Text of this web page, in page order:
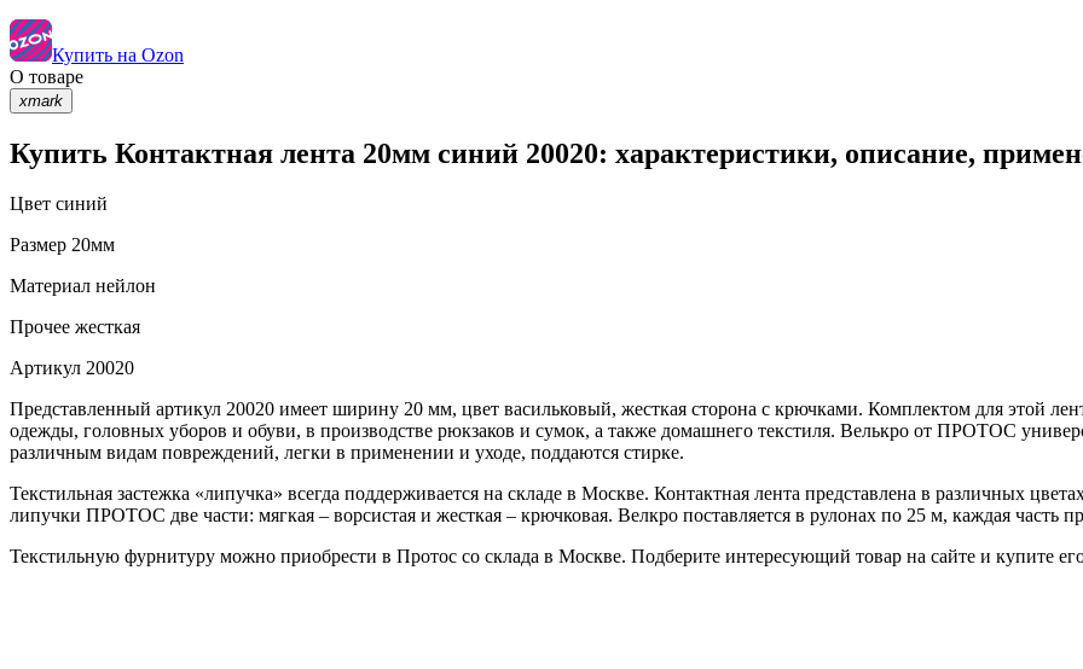
Купить на Ozon
О товаре
xmark
Купить Контактная лента 20мм синий 20020: характеристики, описание,
Цвет синий
Размер 20мм
Материал нейлон
Прочее жесткая
Артикул 20020
Представленный артикул 20020 имеет ширину 20 мм, цвет васильковый, жесткая сторона с крючками. Комплектом для этой
одежды, головных уборов и обуви, в производстве рюкзаков и сумок, а также домашнего текстиля. Велькро от ПРОТОС
различным видам повреждений, легки в применении и уходе, поддаются стирке.
Текстильная застежка «липучка» всегда поддерживается на складе в Москве. Контактная лента представлена в различных
липучки ПРОТОС две части: мягкая – ворсистая и жесткая – крючковая. Велкро поставляется в рулонах по 25 м, каждая часть
Текстильную фурнитуру можно приобрести в Протос со склада в Москве. Подберите интересующий товар на сайте и купите